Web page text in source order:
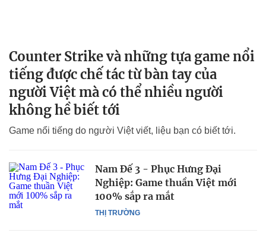
Counter Strike và những tựa game nổi
tiếng được chế tác từ bàn tay của
người Việt mà có thể nhiều người
không hề biết tới
Game nổi tiếng do người Việt viết, liệu bạn có biết tới.
THỊ TRƯỜNG
Nam Đế 3 - Phục Hưng Đại
Nghiệp: Game thuần Việt mới
100% sắp ra mắt